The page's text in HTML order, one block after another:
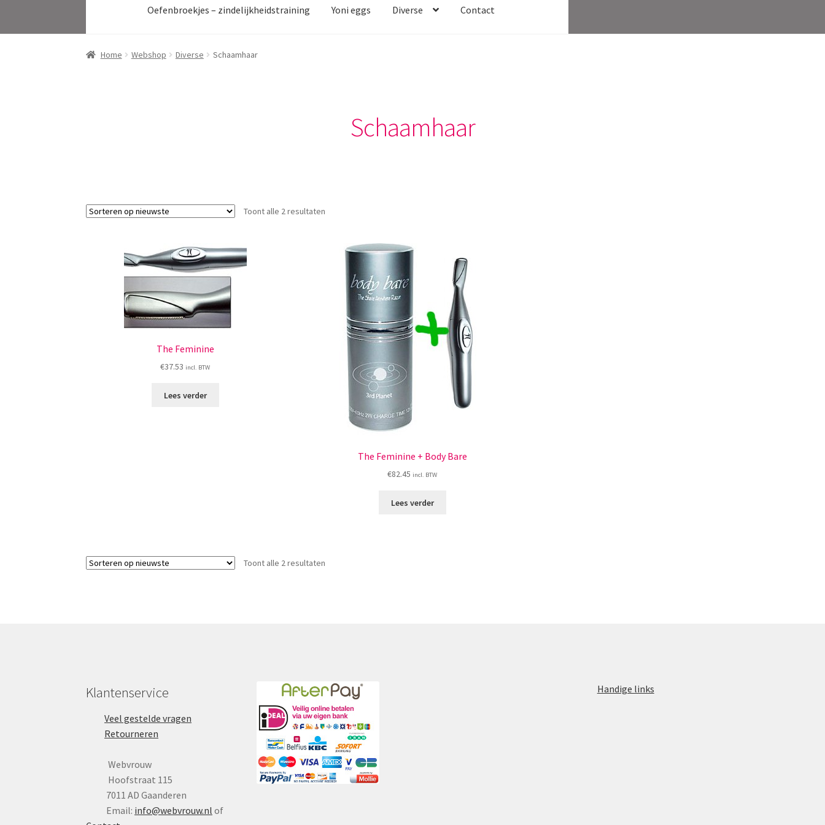
Oefenbroekjes – zindelijkheidstraining Yoni eggs Diverse Contact
Home Webshop Diverse Schaamhaar
Schaamhaar
Toont alle 2 resultaten
The Feminine
€37.53 incl. BTW
Lees verder
The Feminine + Body Bare
€82.45 incl. BTW
Lees verder
Toont alle 2 resultaten
Klantenservice
Veel gestelde vragen
Retourneren
Webvrouw
Hoofstraat 115
7011 AD Gaanderen
Email: info@webvrouw.nl of
Handige links